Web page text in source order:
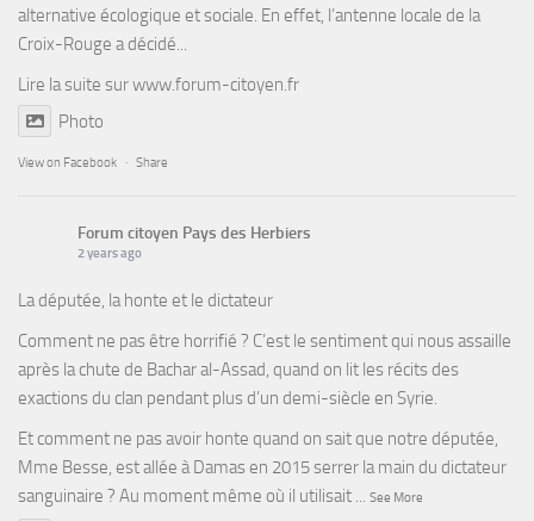
alternative écologique et sociale. En effet, l’antenne locale de la
Croix-Rouge a décidé...
Lire la suite surwww.forum-citoyen.fr
Photo
View on Facebook · Share
Forum citoyen Pays des Herbiers
2 years ago
La députée, la honte et le dictateur
Comment ne pas être horrifié ? C’est le sentiment qui nous assaille
après la chute de Bachar al-Assad, quand on lit les récits des
exactions du clan pendant plus d’un demi-siècle en Syrie.
Et comment ne pas avoir honte quand on sait que notre députée,
Mme Besse, est allée à Damas en 2015 serrer la main du dictateur
sanguinaire ? Au moment même où il utilisait ... See More